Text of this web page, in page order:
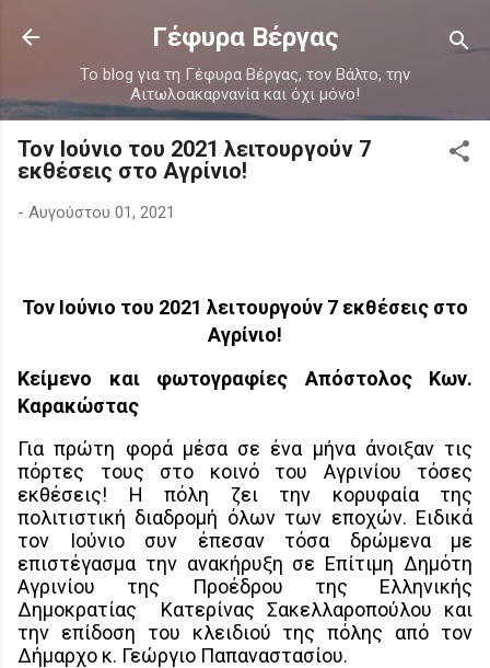
Μετάβαση στο κύριο περιεχόμενο
Γέφυρα Βέργας
Το blog για τη Γέφυρα Βέργας, τον Βάλτο, την
Αιτωλοακαρνανία και όχι μόνο!
Τον Ιούνιο του 2021 λειτουργούν 7
εκθέσεις στο Αγρίνιο!
- Αυγούστου 01, 2021
Τον Ιούνιο του 2021 λειτουργούν 7 εκθέσεις στο
Αγρίνιο!
Κείμενο και φωτογραφίες Απόστολος Κων.
Καρακώστας
Για πρώτη φορά μέσα σε ένα μήνα άνοιξαν τις
πόρτες τους στο κοινό του Αγρινίου τόσες
εκθέσεις! Η πόλη ζει την κορυφαία της
πολιτιστική διαδρομή όλων των εποχών. Ειδικά
τον Ιούνιο συν έπεσαν τόσα δρώμενα με
επιστέγασμα την ανακήρυξη σε Επίτιμη Δημότη
Αγρινίου της Προέδρου της Ελληνικής
Δημοκρατίας
Κατερίνας Σακελλαροπούλου και
την επίδοση του κλειδιού της πόλης από τον
Δήμαρχο κ. Γεώργιο Παπαναστασίου.